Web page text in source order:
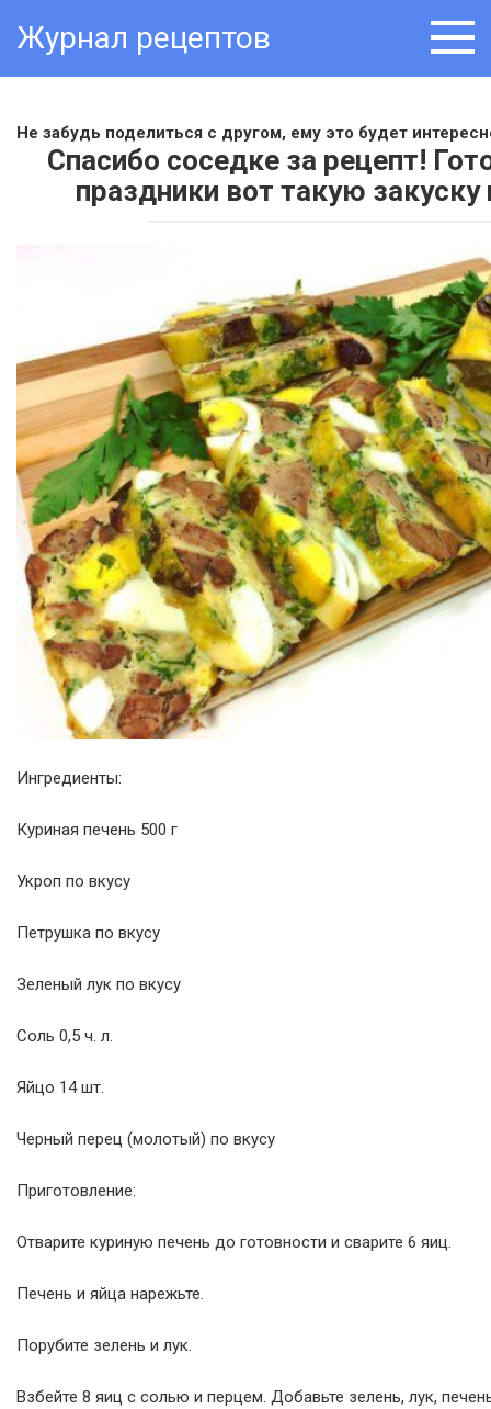
content
Журнал рецептов
Не забудь поделиться с другом, ему это будет
Спасибо соседке за рецепт!
праздники вот такую закуску
Ингредиенты:
Куриная печень 500 г
Укроп по вкусу
Петрушка по вкусу
Зеленый лук по вкусу
Соль 0,5 ч. л.
Яйцо 14 шт.
Черный перец (молотый) по вкусу
Приготовление:
Отварите куриную печень до готовности и сварите 6 яиц.
Печень и яйца нарежьте.
Порубите зелень и лук.
Взбейте 8 яиц с солью и перцем. Добавьте зелень, лук,